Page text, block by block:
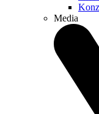
Media